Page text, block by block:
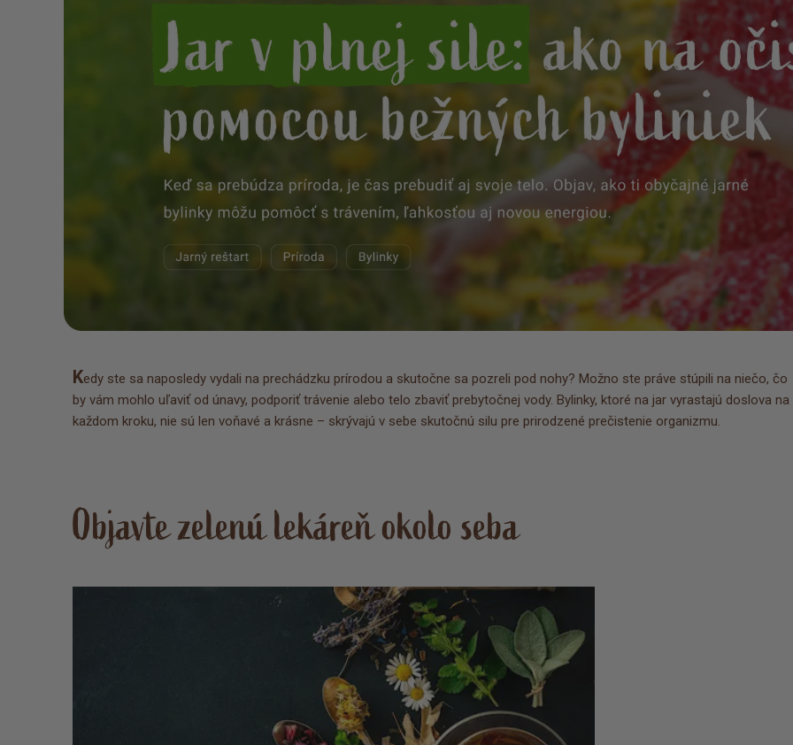
Kedy ste sa naposledy vydali na prechádzku prírodou a skutočne sa pozreli pod nohy? Možno ste práve stúpili na niečo, čo
by vám mohlo uľaviť od únavy, podporiť trávenie alebo telo zbaviť prebytočnej vody. Bylinky, ktoré na jar vyrastajú doslova na
každom kroku, nie sú len voňavé a krásne – skrývajú v sebe skutočnú silu pre prirodzené prečistenie organizmu.
Objavte zelenú lekáreň okolo seba